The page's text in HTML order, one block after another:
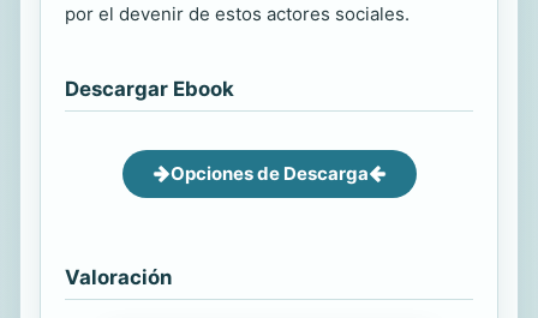
por el devenir de estos actores sociales.
Descargar Ebook
Opciones de Descarga
Valoración